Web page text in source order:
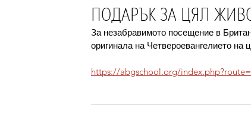
ПОДАРЪК ЗА ЦЯЛ
За незабравимото посещение в
оригинала на Четвероевангелието
https://abgschool.org/